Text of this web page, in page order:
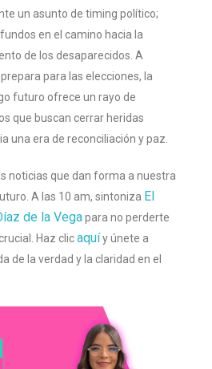
un asunto de timing político;
en el camino hacia la
de los desaparecidos. A
para las elecciones, la
futuro ofrece un rayo de
que buscan cerrar heridas
una era de reconciliación y paz.
noticias que dan forma a nuestra
A las 10 am, sintoniza El
de la Vegapara no perderte
Haz clicaquíy únete a
de la verdad y la claridad en el